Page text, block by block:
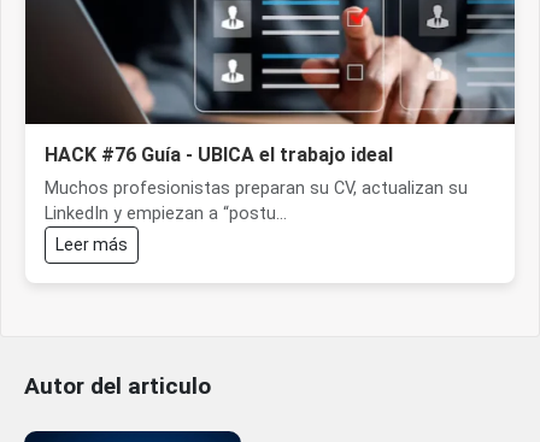
HACK #76 Guía - UBICA el trabajo ideal
Muchos profesionistas preparan su CV, actualizan su
LinkedIn y empiezan a “postu...
Leer más
Autor del articulo